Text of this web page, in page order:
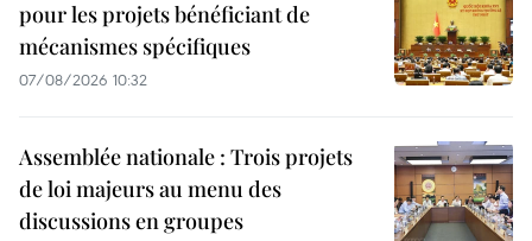
pour les projets bénéficiant de
mécanismes spécifiques
07/08/2026 10:32
Assemblée nationale : Trois projets
de loi majeurs au menu des
discussions en groupes